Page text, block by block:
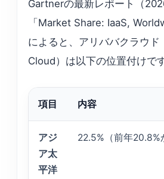
Gartnerの最新レポート（
「Market Share: IaaS,
によると、アリババクラウド
Cloud）は以下の位置付けで
項目 内容
アジ
ア太
平洋
22.5%（前年20.8%